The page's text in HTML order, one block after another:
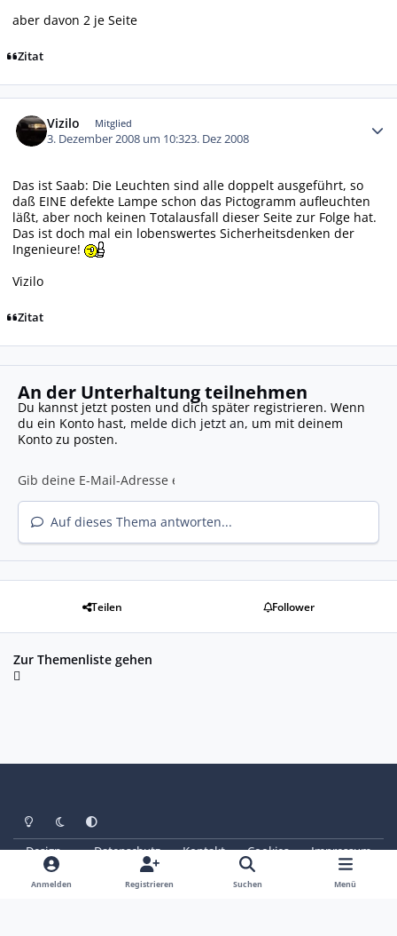
aber davon 2 je Seite
Zitat
Vizilo Mitglied
3. Dezember 2008 um 10:323. Dez 2008
Das ist Saab: Die Leuchten sind alle doppelt ausgeführt, so
daß EINE defekte Lampe schon das Pictogramm aufleuchten
läßt, aber noch keinen Totalausfall dieser Seite zur Folge hat.
Das ist doch mal ein lobenswertes Sicherheitsdenken der
Ingenieure!
Vizilo
Zitat
An der Unterhaltung teilnehmen
Du kannst jetzt posten und dich später registrieren. Wenn
du ein Konto hast, melde dich jetzt an, um mit deinem
Konto zu posten.
Auf dieses Thema antworten...
Teilen Follower
Zur Themenliste gehen
Heller ModusDunkler Modus
Systemeinstellung
Design Datenschutz Kontakt Cookies
Impressum
© Copyright 2025 - SAABoteure e. V.
Powered by Invision Community
Anmelden Registrieren Suchen Menü